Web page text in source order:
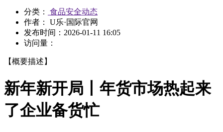
分类：
食品安全动态
作者： U乐·国际官网
发布时间： 2026-01-11 16:05
访问量：
【概要描述】
新年新开局丨年货市场热起来
了企业备货忙